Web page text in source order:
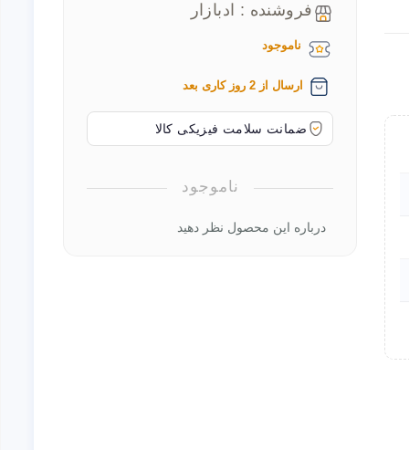
فروشنده : ادبازار
ناموجود
ارسال از 2 روز کاری بعد
ضمانت سلامت فیزیکی کالا
ناموجود
درباره این محصول نظر دهید